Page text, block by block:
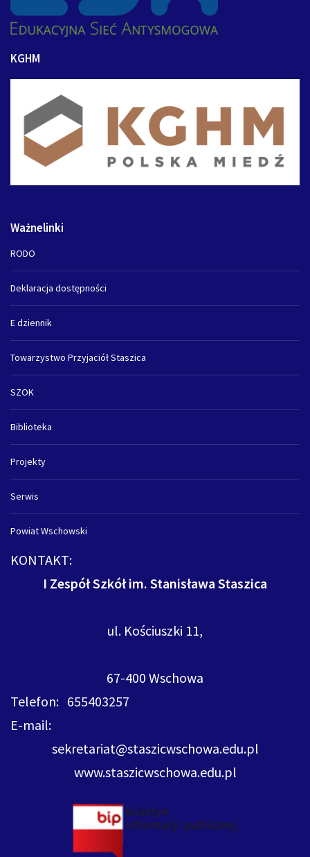
KGHM
Ważnelinki
RODO
Deklaracja dostępności
E dziennik
Towarzystwo Przyjaciół Staszica
SZOK
Biblioteka
Projekty
Serwis
Powiat Wschowski
KONTAKT:
I Zespół Szkół im. Stanisława Staszica
ul. Kościuszki 11,
67-400 Wschowa
Telefon: 655403257
E-mail:
sekretariat@staszicwschowa.edu.pl
www.staszicwschowa.edu.pl